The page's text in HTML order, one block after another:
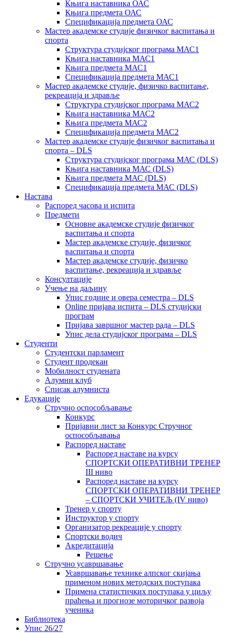
Књига наставника ОАС
Књига предмета ОАС
Спецификација предмета ОАС
Мастер академске студије физичког васпитања и
спорта
Структура студијског програма МАС1
Књига наставника МАС1
Књига предмета МАС1
Спецификација предмета МАС1
Мастер академске студије, физичко васпитање,
рекреација и здравље
Структура студијског програма МАС2
Књига наставника МАС2
Књига предмета МАС2
Спецификација предмета МАС2
Мастер академске студије физичког васпитања и
спорта – DLS
Структура студијског програма МАС (DLS)
Књига наставника МАС (DLS)
Књига предмета МАС (DLS)
Спецификација предмета МАС (DLS)
Настава
Распоред часова и испита
Предмети
Основне академске студије физичког
васпитања и спорта
Мастер академске студије, физичког
васпитања и спорта
Мастер академске студије, физичко
васпитање, рекреација и здравље
Консултације
Учење на даљину
Упис године и овера семестра – DLS
Online пријава испита – DLS студијски
програм
Пријава завршног мастер рада – DLS
Упис дела студијског програма – DLS
Студенти
Студентски парламент
Студент продекан
Мобилност студената
Алумни клуб
Списак алумниста
Едукације
Стручно оспособљавање
Конкурс
Пријавни лист за Конкурс Стручног
оспособљавања
Распоред наставе
Распоред наставе на курсу
СПОРТСКИ ОПЕРАТИВНИ ТРЕНЕР
III ниво
Распоред наставе на курсу
СПОРТСКИ ОПЕРАТИВНИ ТРЕНЕР
– СПОРТСКИ УЧИТЕЉ (IV ниво)
Тренер у спорту
Инструктор у спорту
Организатор рекреације у спорту
Спортски водич
Акредитација
Решење
Стручно усавршавање
Усавршавање технике алпског скијања
применом нових методских поступака
Примена статистичких поступака у циљу
праћења и прогнозе моторичког развоја
ученика
Библиотека
Упис 26/27